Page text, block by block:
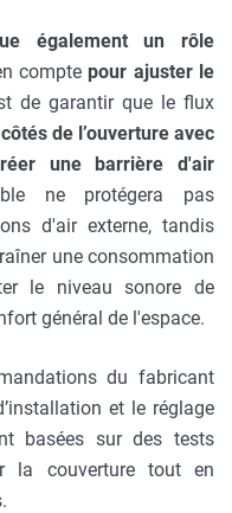
également un rôle
comptepour ajuster le
de garantir que le flux
de l’ouverture avec
une barrière d'air
ne protégera pas
d'air externe, tandis
une consommation
le niveau sonore de
général de l'espace.
du fabricant
et le réglage
basées sur des tests
la couverture tout en